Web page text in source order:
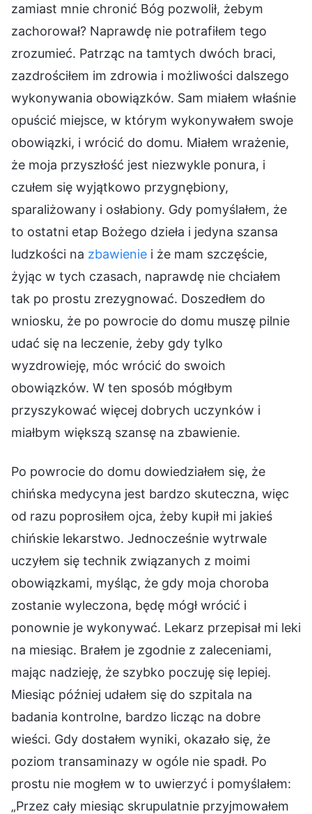
zamiast mnie chronić Bóg pozwolił, żebym
zachorował? Naprawdę nie potrafiłem tego
zrozumieć. Patrząc na tamtych dwóch braci,
zazdrościłem im zdrowia i możliwości dalszego
wykonywania obowiązków. Sam miałem właśnie
opuścić miejsce, w którym wykonywałem swoje
obowiązki, i wrócić do domu. Miałem wrażenie,
że moja przyszłość jest niezwykle ponura, i
czułem się wyjątkowo przygnębiony,
sparaliżowany i osłabiony. Gdy pomyślałem, że
to ostatni etap Bożego dzieła i jedyna szansa
ludzkości na zbawienie i że mam szczęście,
żyjąc w tych czasach, naprawdę nie chciałem
tak po prostu zrezygnować. Doszedłem do
wniosku, że po powrocie do domu muszę pilnie
udać się na leczenie, żeby gdy tylko
wyzdrowieję, móc wrócić do swoich
obowiązków. W ten sposób mógłbym
przyszykować więcej dobrych uczynków i
miałbym większą szansę na zbawienie.
Po powrocie do domu dowiedziałem się, że
chińska medycyna jest bardzo skuteczna, więc
od razu poprosiłem ojca, żeby kupił mi jakieś
chińskie lekarstwo. Jednocześnie wytrwale
uczyłem się technik związanych z moimi
obowiązkami, myśląc, że gdy moja choroba
zostanie wyleczona, będę mógł wrócić i
ponownie je wykonywać. Lekarz przepisał mi leki
na miesiąc. Brałem je zgodnie z zaleceniami,
mając nadzieję, że szybko poczuję się lepiej.
Miesiąc później udałem się do szpitala na
badania kontrolne, bardzo licząc na dobre
wieści. Gdy dostałem wyniki, okazało się, że
poziom transaminazy w ogóle nie spadł. Po
prostu nie mogłem w to uwierzyć i pomyślałem:
„Przez cały miesiąc skrupulatnie przyjmowałem